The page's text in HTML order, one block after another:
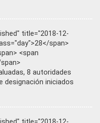
title="2018-12-
span>
<span
8 autoridades
designación iniciados